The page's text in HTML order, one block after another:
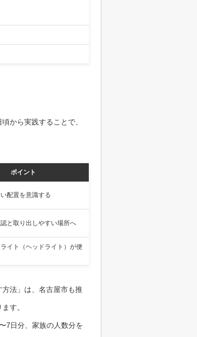
から実践することで、
ポイント
配置を意識する
と取り出しやすい場所へ
イト（ヘッドライト）が便
法」は、名古屋市も推
す。
7日分、家族の人数分を